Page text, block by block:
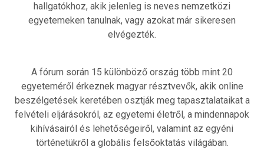
hallgatókhoz, akik jelenleg is neves nemzetközi
egyetemeken tanulnak, vagy azokat már sikeresen
elvégezték.
A fórum során 15 különböző ország több mint 20
egyeteméről érkeznek magyar résztvevők, akik online
beszélgetések keretében osztják meg tapasztalataikat a
felvételi eljárásokról, az egyetemi életről, a mindennapok
kihívásairól és lehetőségeiről, valamint az egyéni
történetükről a globális felsőoktatás világában.